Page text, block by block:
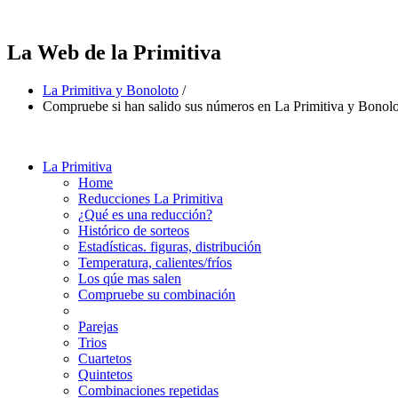
La Web de la Primitiva
La Primitiva y Bonoloto /
Compruebe si han salido sus números en La Primitiva y
La Primitiva
Home
Reducciones La Primitiva
¿Qué es una reducción?
Histórico de sorteos
Estadísticas. figuras, distribución
Temperatura, calientes/fríos
Los qúe mas salen
Compruebe su combinación
Parejas
Trios
Cuartetos
Quintetos
Combinaciones repetidas